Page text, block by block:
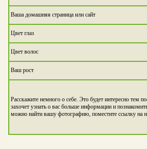
Ваша домашняя страница или сайт
Цвет глаз
Цвет волос
Ваш рост
Расскажите немного о себе. Это будет интересно тем
захочет узнать о вас больше информации и
можно найти вашу фотографию, поместите ссылку на